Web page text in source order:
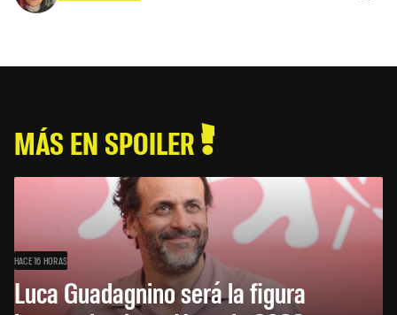
MÁS EN SPOILER
HACE 16 HORAS
Luca Guadagnino será la figura